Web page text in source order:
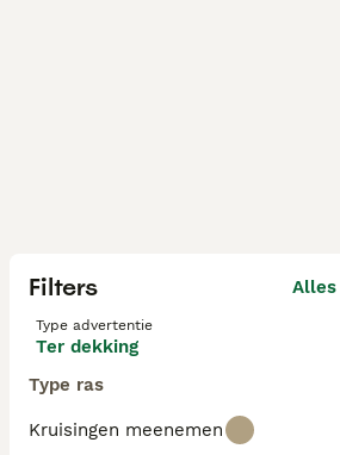
Filters
Type advertentie
Ter dekking
Type ras
Kruisingen meenemen